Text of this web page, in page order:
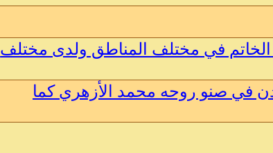
في مختلف المناطق ولدى مختلف
في صنو روحه محمد الأزهري كما